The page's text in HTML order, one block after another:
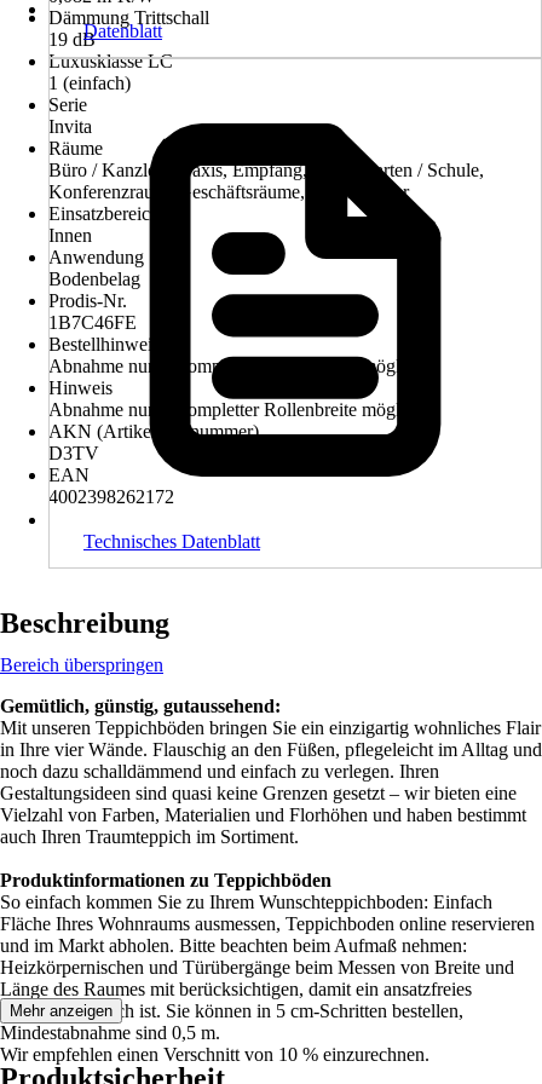
Dämmung Trittschall
19 dB
Luxusklasse LC
1 (einfach)
Serie
Invita
Räume
Büro / Kanzlei / Praxis, Empfang, Kindergarten / Schule,
Konferenzraum, Geschäftsräume, Hotelzimmer
Einsatzbereich
Innen
Anwendung
Bodenbelag
Prodis-Nr.
1B7C46FE
Bestellhinweis
Abnahme nur in kompletter Rollenbreite möglich!
Hinweis
Abnahme nur in kompletter Rollenbreite möglich!
AKN (Artikelkurznummer)
D3TV
EAN
4002398262172
Datenblatt
Technisches Datenblatt
Beschreibung
Bereich überspringen
Gemütlich, günstig, gutaussehend:
Mit unseren Teppichböden bringen Sie ein einzigartig wohnliches Flair
in Ihre vier Wände. Flauschig an den Füßen, pflegeleicht im Alltag und
noch dazu schalldämmend und einfach zu verlegen. Ihren
Gestaltungsideen sind quasi keine Grenzen gesetzt – wir bieten eine
Vielzahl von Farben, Materialien und Florhöhen und haben bestimmt
auch Ihren Traumteppich im Sortiment.
Produktinformationen zu Teppichböden
So einfach kommen Sie zu Ihrem Wunschteppichboden: Einfach
Fläche Ihres Wohnraums ausmessen, Teppichboden online reservieren
und im Markt abholen. Bitte beachten beim Aufmaß nehmen:
Heizkörpernischen und Türübergänge beim Messen von Breite und
Länge des Raumes mit berücksichtigen, damit ein ansatzfreies
Verlegen möglich ist. Sie können in 5 cm-Schritten bestellen,
Mindestabnahme sind 0,5 m.
Wir empfehlen einen Verschnitt von 10 % einzurechnen.
Mehr anzeigen